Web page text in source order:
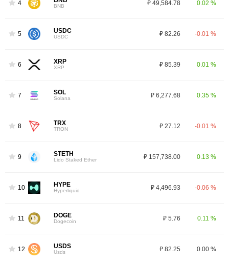
4 BNB ₽ 49,584.78 0.02 %
5 USDC
USDC ₽ 82.26 -0.01 %
6 XRP
XRP ₽ 85.39 0.01 %
7 SOL
Solana ₽ 6,277.68 0.35 %
8 TRX
TRON ₽ 27.12 -0.01 %
9 STETH
Lido Staked Ether ₽ 157,738.00 0.13 %
10 HYPE
Hyperliquid ₽ 4,496.93 -0.06 %
11 DOGE
Dogecoin ₽ 5.76 0.11 %
12 USDS
Usds ₽ 82.25 0.00 %